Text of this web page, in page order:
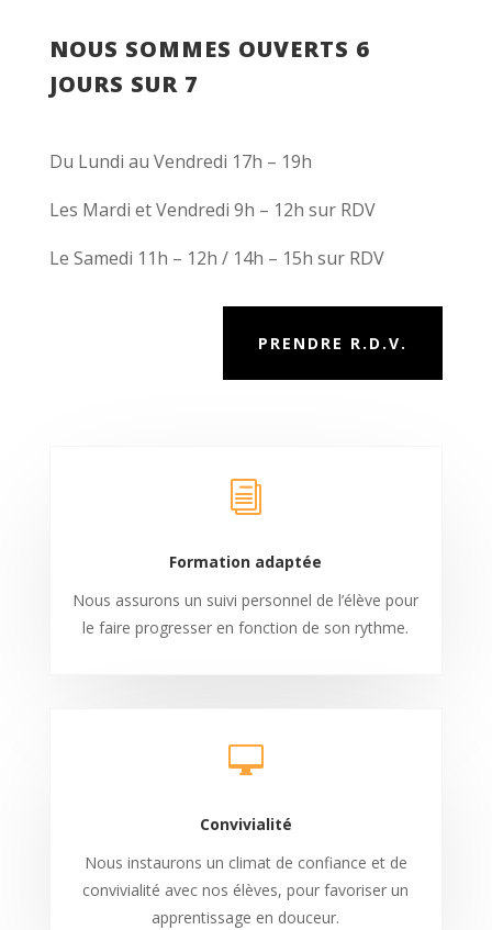
NOUS SOMMES OUVERTS 6
JOURS SUR 7
Du Lundi au Vendredi 17h – 19h
Les Mardi et Vendredi 9h – 12h sur RDV
Le Samedi 11h – 12h / 14h – 15h sur RDV
PRENDRE R.D.V.
i
Formation adaptée
Nous assurons un suivi personnel de l’élève pour
le faire progresser en fonction de son rythme.

Convivialité
Nous instaurons un climat de confiance et de
convivialité avec nos élèves, pour favoriser un
apprentissage en douceur.